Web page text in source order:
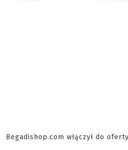
Begadishop.com włączył do